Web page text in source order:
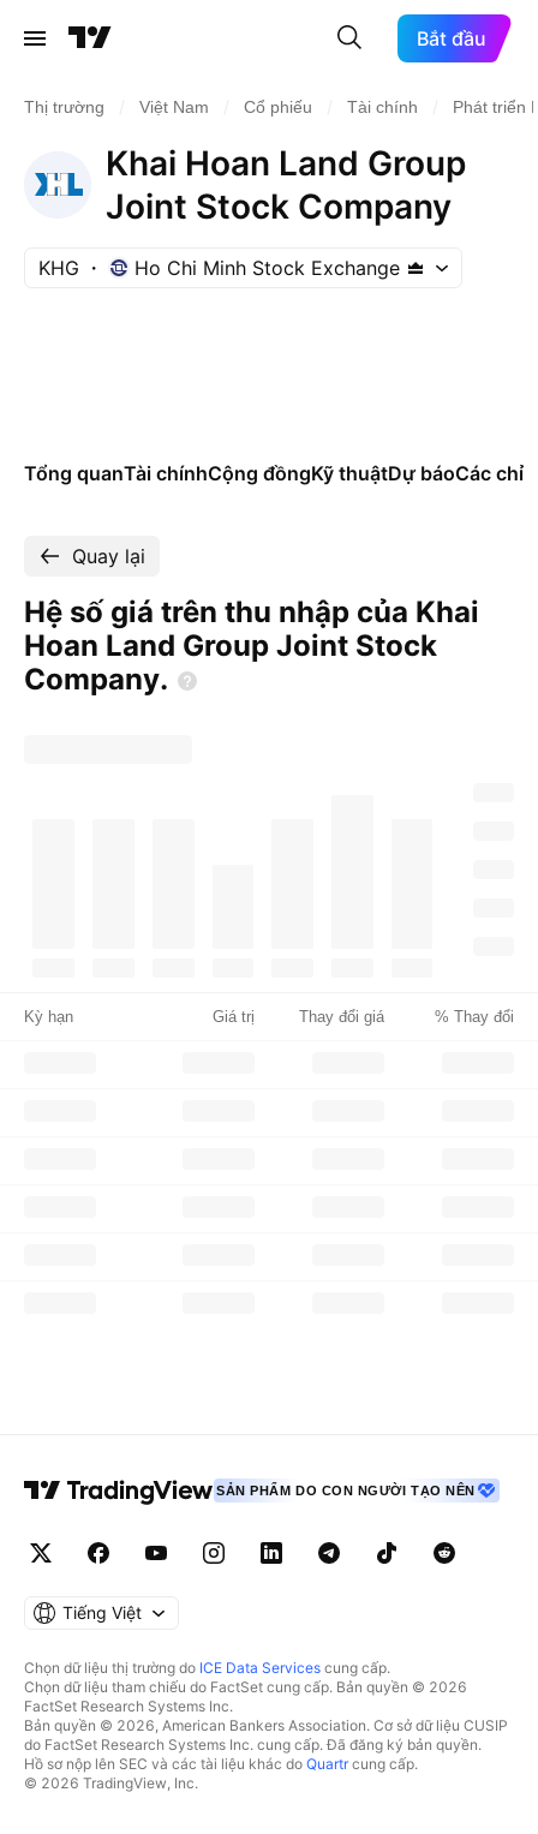
Bắt đầu
Thị trường Việt Nam Cổ phiếu Tài chính Phát triển
Khai Hoan Land Group
Joint Stock Company
KHG Ho Chi Minh Stock Exchange
Tổng quanTài chínhCộng đồngKỹ thuậtDự báoCác chỉ
Quay lại
Hệ số giá trên thu nhập của Khai
Hoan Land Group Joint Stock
Company.
Kỳ hạn Giá trị Thay đổi giá % Thay đổi
SẢN PHẨM DO CON NGƯỜI TẠO NÊN
Tiếng Việt
Chọn dữ liệu thị trường do ICE Data Services cung cấp.
Chọn dữ liệu tham chiếu do FactSet cung cấp. Bản quyền © 2026
FactSet Research Systems Inc.
Bản quyền © 2026, American Bankers Association. Cơ sở dữ liệu CUSIP
do FactSet Research Systems Inc. cung cấp. Đã đăng ký bản quyền.
Hồ sơ nộp lên SEC và các tài liệu khác do Quartrcung cấp.
© 2026 TradingView, Inc.